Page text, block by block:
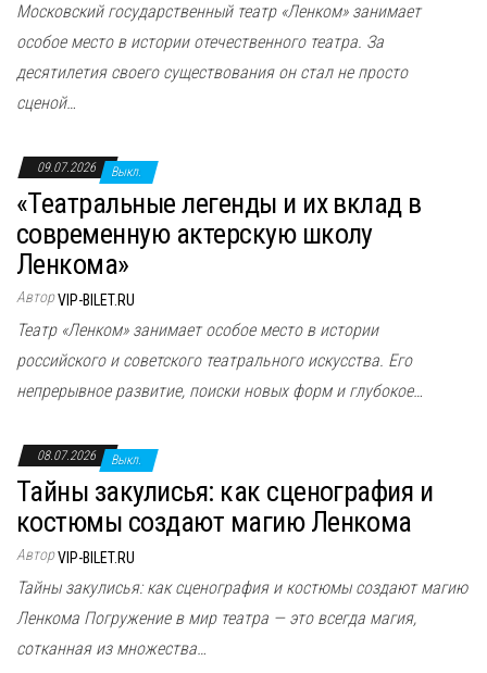
Московский государственный театр «Ленком» занимает
особое место в истории отечественного театра. За
десятилетия своего существования он стал не просто
сценой…
09.07.2026 Выкл.
«Театральные легенды и их вклад в
современную актерскую школу
Ленкома»
АвторVIP-BILET.RU
Театр «Ленком» занимает особое место в истории
российского и советского театрального искусства. Его
непрерывное развитие, поиски новых форм и глубокое…
08.07.2026 Выкл.
Тайны закулисья: как сценография и
костюмы создают магию Ленкома
АвторVIP-BILET.RU
Тайны закулисья: как сценография и костюмы создают магию
Ленкома Погружение в мир театра — это всегда магия,
сотканная из множества…